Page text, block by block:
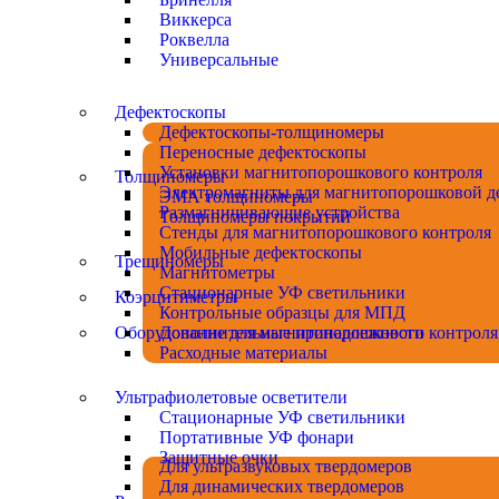
Виккерса
Роквелла
Универсальные
Дефектоскопы
Дефектоскопы-толщиномеры
Толщиномеры
ЭМА толщиномеры
Толщиномеры покрытий
Трещиномеры
Коэрцитиметры
Оборудование для магнитопорошкового контроля
Переносные дефектоскопы
Установки магнитопорошкового контроля
Электромагниты для магнитопорошковой
Размагничивающие устройства
Стенды для магнитопорошкового контроля
Мобильные дефектоскопы
Магнитометры
Стационарные УФ светильники
Контрольные образцы для МПД
Дополнительные принадлежности
Расходные материалы
Ультрафиолетовые осветители
Стационарные УФ светильники
Портативные УФ фонари
Защитные очки
Для ультразвуковых твердомеров
Для динамических твердомеров